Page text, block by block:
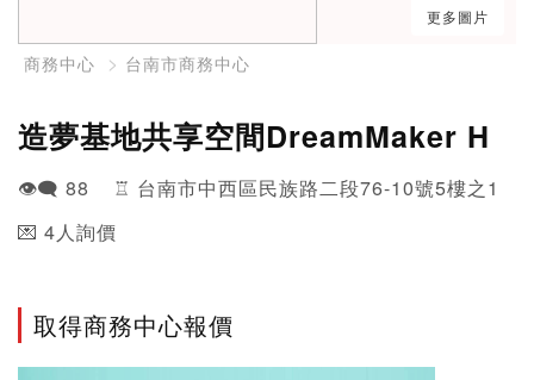
更多圖片
商務中心 台南市商務中心
造夢基地共享空間DreamMaker H
👁️‍🗨️ 88 ♖ 台南市中西區民族路二段76-10號5樓之1
💌 4人詢價
取得商務中心報價